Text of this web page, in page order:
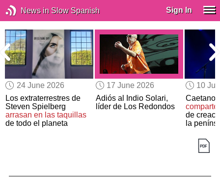
News in Slow Spanish Sign In
24 June 2026
Los extraterrestres de
Steven Spielberg
arrasan en las taquillas
de todo el planeta
17 June 2026
Adiós al Indio Solari,
líder de Los Redondos
10
Caetano
comparte
de
la